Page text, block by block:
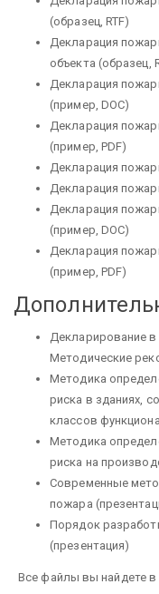
(образец, RTF)
Декларация
объекта (образец,
Декларация
(пример, DOC)
Декларация
(пример, PDF)
Декларация
Декларация
Декларация
(пример, DOC)
Декларация
(пример, PDF)
Декларирование в
Методические
Методика
риска в зданиях,
классов
Методика
риска на
Современные
пожара
Порядок
(презентация)
Все файлы вы найдете в